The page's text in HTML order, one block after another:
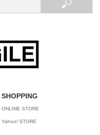
SHOPPING
ONLINE STORE
Yahoo! STORE